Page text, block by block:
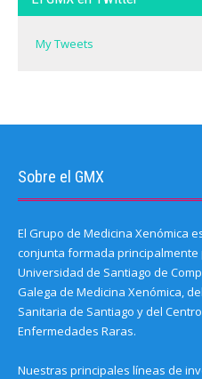
My Tweets
Sobre el GMX
El Grupo de Medicina Xenómica
conjunta formada
Universidad de Santiago de
Galega de Medicina Xenómica,
Sanitaria de Santiago y del
Enfermedades Raras.
Nuestras principales líneas de